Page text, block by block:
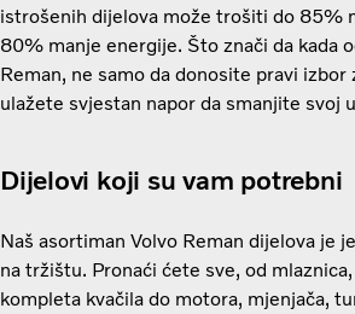
istrošenih dijelova može trošiti do 85%
80% manje energije. Što znači da kada
Reman, ne samo da donosite pravi izbor
ulažete svjestan napor da smanjite svoj
Dijelovi koji su vam potrebni
Naš asortiman Volvo Reman dijelova je
na tržištu. Pronaći ćete sve, od
kompleta kvačila do motora, mjenjača,